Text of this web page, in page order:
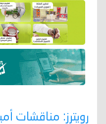
رويترز: مناقشات